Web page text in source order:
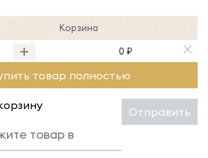
Корзина
0 ₽
товар полностью
Отправить